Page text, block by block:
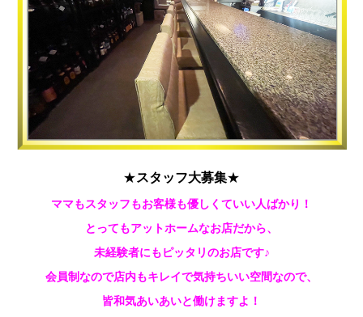
★スタッフ大募集★
ママもスタッフもお客様も優しくていい人ばかり！
とってもアットホームなお店だから、
未経験者にもピッタリのお店です♪
会員制なので店内もキレイで気持ちいい空間なので、
皆和気あいあいと働けますよ！